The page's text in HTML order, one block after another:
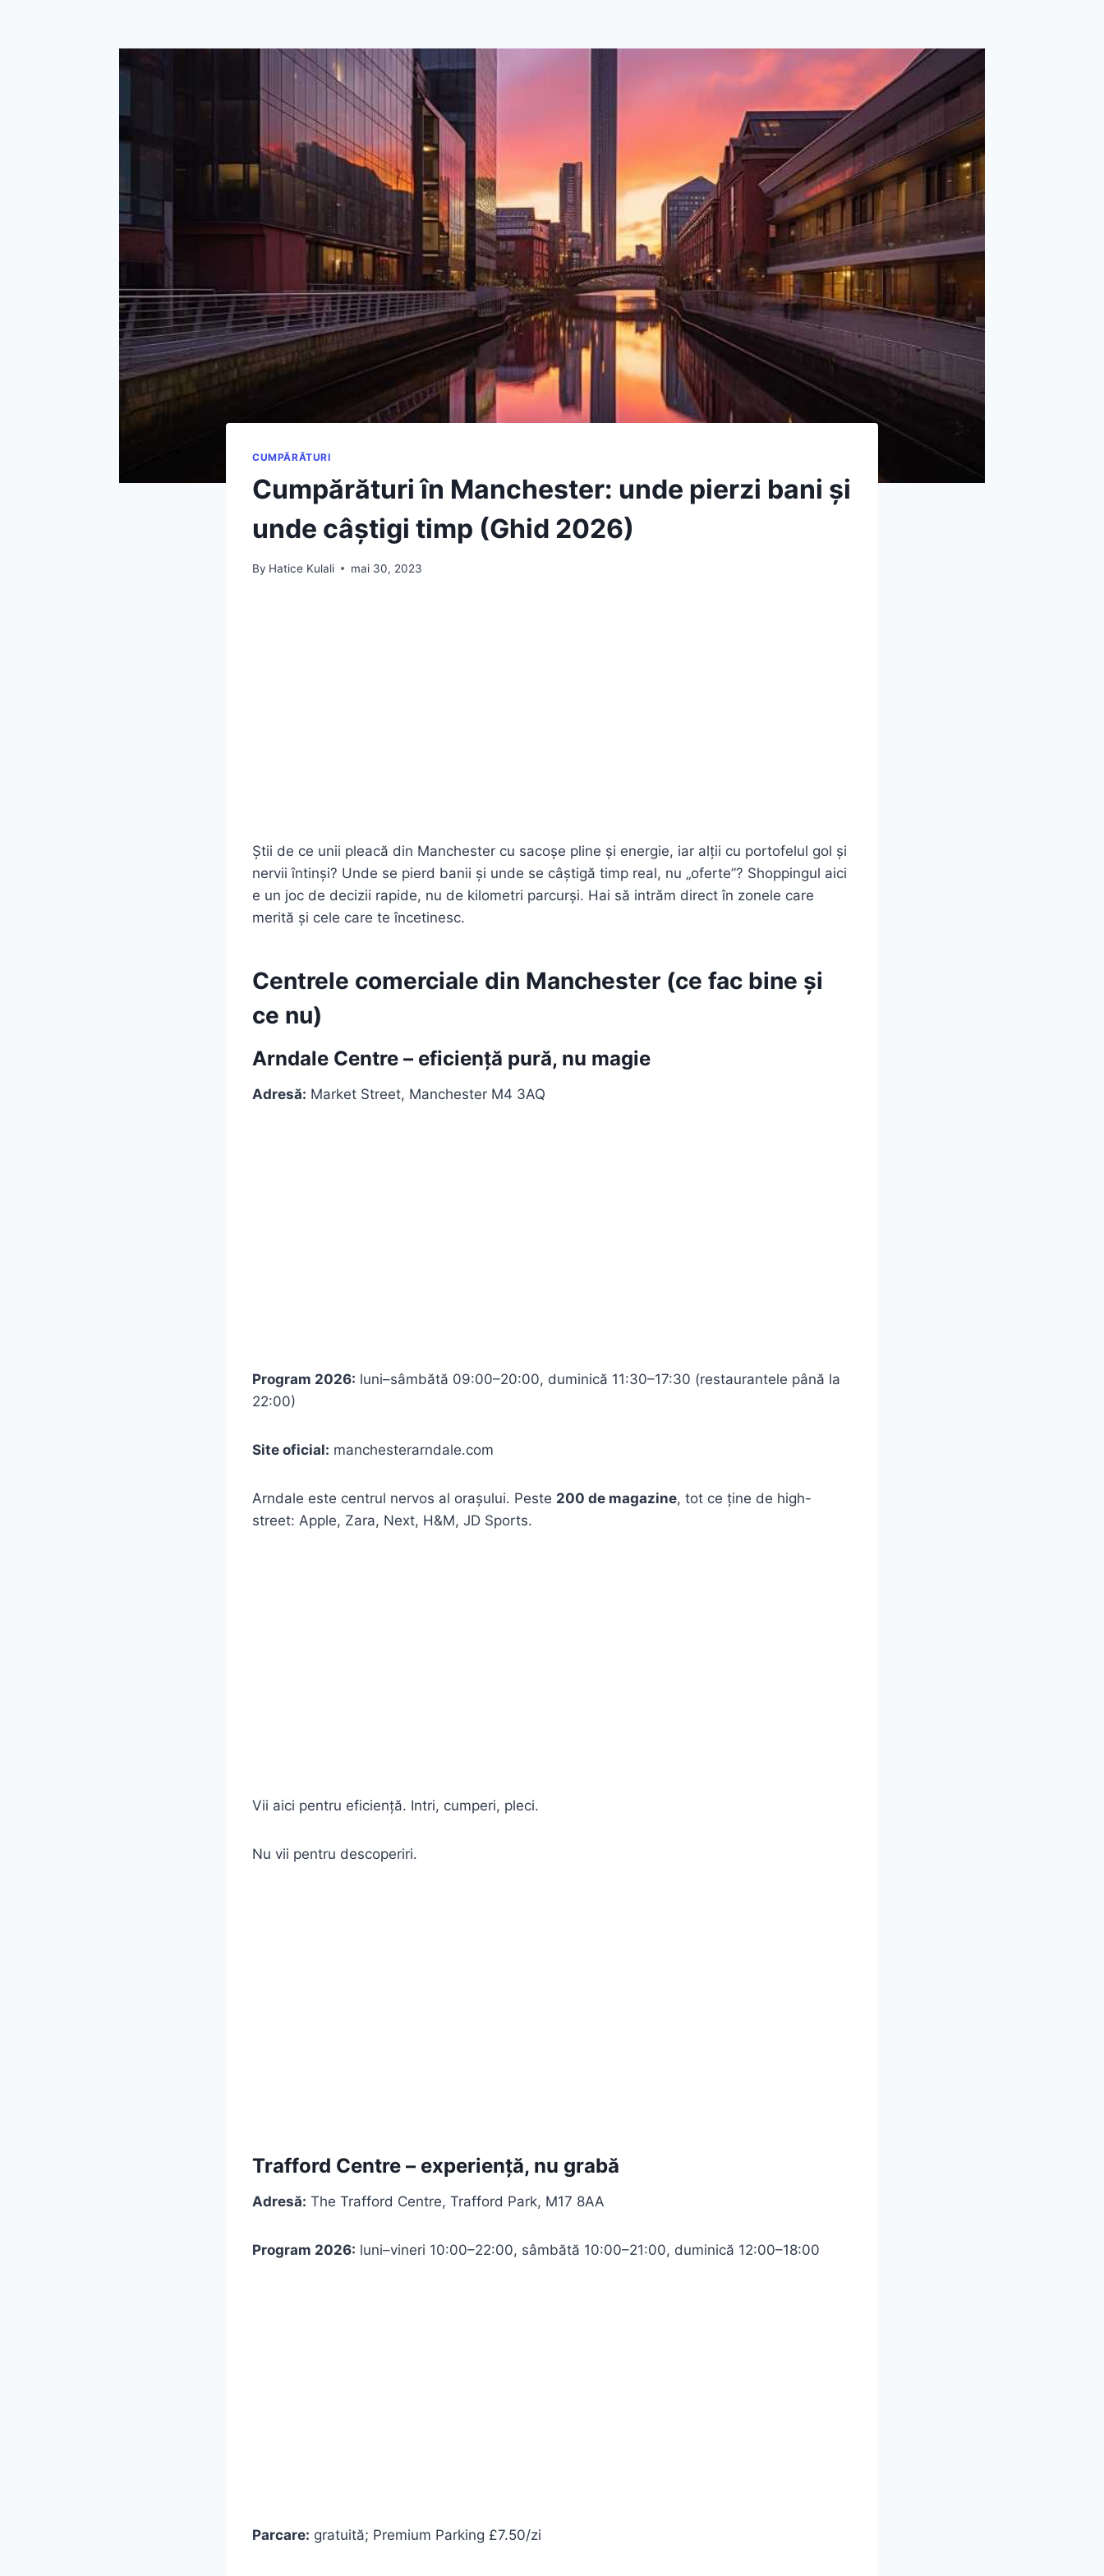
CUMPĂRĂTURI
Cumpărături în Manchester: unde pierzi bani și
unde câștigi timp (Ghid 2026)
By Hatice Kulali mai 30, 2023
Știi de ce unii pleacă din Manchester cu sacoșe pline și energie, iar alții cu portofelul gol și
nervii întinși? Unde se pierd banii și unde se câștigă timp real, nu „oferte”? Shoppingul aici
e un joc de decizii rapide, nu de kilometri parcurși. Hai să intrăm direct în zonele care
merită și cele care te încetinesc.
Centrele comerciale din Manchester (ce fac bine și
ce nu)
Arndale Centre – eficiență pură, nu magie
Adresă: Market Street, Manchester M4 3AQ
Program 2026: luni–sâmbătă 09:00–20:00, duminică 11:30–17:30 (restaurantele până la
22:00)
Site oficial: manchesterarndale.com
Arndale este centrul nervos al orașului. Peste 200 de magazine, tot ce ține de high-
street: Apple, Zara, Next, H&M, JD Sports.
Vii aici pentru eficiență. Intri, cumperi, pleci.
Nu vii pentru descoperiri.
Trafford Centre – experiență, nu grabă
Adresă: The Trafford Centre, Trafford Park, M17 8AA
Program 2026: luni–vineri 10:00–22:00, sâmbătă 10:00–21:00, duminică 12:00–18:00
Parcare: gratuită; Premium Parking £7.50/zi